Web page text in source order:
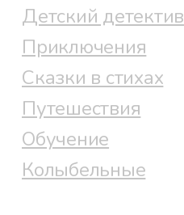
Детский детектив
Приключения
Сказки в стихах
Путешествия
Обучение
Колыбельные